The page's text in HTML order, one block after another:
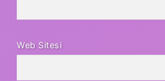
Web Sitesi